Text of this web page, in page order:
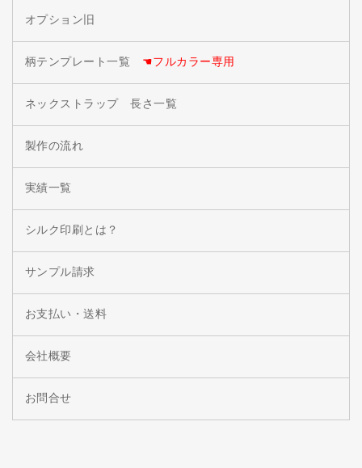
オプション旧
柄テンプレート一覧 ☚フルカラー専用
ネックストラップ 長さ一覧
製作の流れ
実績一覧
シルク印刷とは？
サンプル請求
お支払い・送料
会社概要
お問合せ